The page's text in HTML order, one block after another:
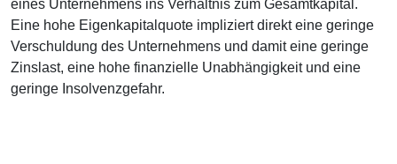
eines Unternehmens ins Verhältnis zum Gesamtkapital.
Eine hohe Eigenkapitalquote impliziert direkt eine geringe
Verschuldung des Unternehmens und damit eine geringe
Zinslast, eine hohe finanzielle Unabhängigkeit und eine
geringe Insolvenzgefahr.